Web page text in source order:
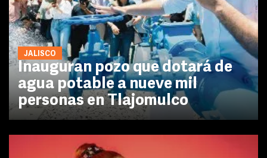
JALISCO
Inauguran pozo que dotará de
agua potable a nueve mil
personas en Tlajomulco